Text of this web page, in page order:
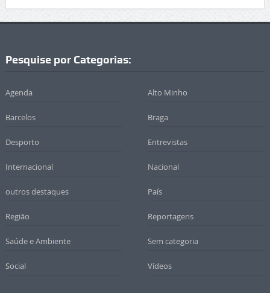
Pesquise por Categorias:
Agenda Alto Minho
Barcelos Braga
Desporto Entrevistas
Internacional Nacional
outros destaques País
Região Reportagens
Saúde e Ambiente Sem categoria
Social Vídeos